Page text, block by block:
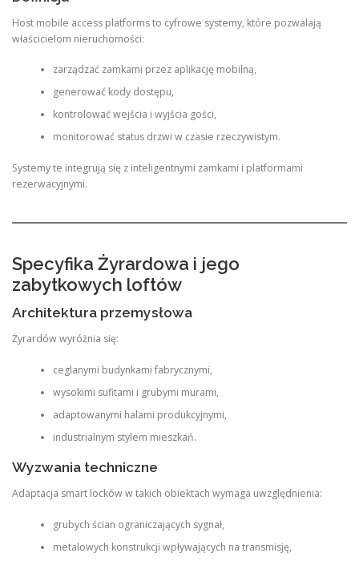
Host mobile access platforms to cyfrowe systemy, które pozwalają
właścicielom nieruchomości:
zarządzać zamkami przez aplikację mobilną,
generować kody dostępu,
kontrolować wejścia i wyjścia gości,
monitorować status drzwi w czasie rzeczywistym.
Systemy te integrują się z inteligentnymi zamkami i platformami
rezerwacyjnymi.
Specyfika Żyrardowa i jego
zabytkowych loftów
Architektura przemysłowa
Żyrardów wyróżnia się:
ceglanymi budynkami fabrycznymi,
wysokimi sufitami i grubymi murami,
adaptowanymi halami produkcyjnymi,
industrialnym stylem mieszkań.
Wyzwania techniczne
Adaptacja smart locków w takich obiektach wymaga uwzględnienia:
grubych ścian ograniczających sygnał,
metalowych konstrukcji wpływających na transmisję,